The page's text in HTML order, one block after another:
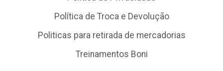
Política de Troca e Devolução
Politicas para retirada de mercadorias
Treinamentos Boni